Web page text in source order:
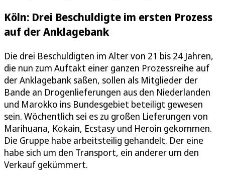
Köln: Drei Beschuldigte im ersten Prozess
auf der Anklagebank
Die drei Beschuldigten im Alter von 21 bis 24 Jahren,
die nun zum Auftakt einer ganzen Prozessreihe auf
der Anklagebank saßen, sollen als Mitglieder der
Bande an Drogenlieferungen aus den Niederlanden
und Marokko ins Bundesgebiet beteiligt gewesen
sein. Wöchentlich sei es zu großen Lieferungen von
Marihuana, Kokain, Ecstasy und Heroin gekommen.
Die Gruppe habe arbeitsteilig gehandelt. Der eine
habe sich um den Transport, ein anderer um den
Verkauf gekümmert.